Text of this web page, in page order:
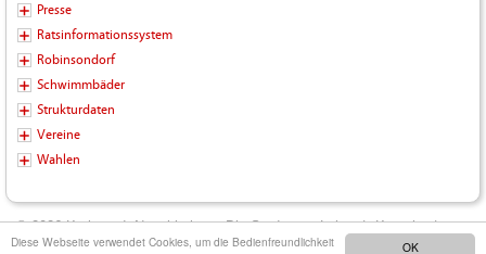
OK
Diese Webseite verwendet Cookies, um die Bedienfreundlichkeit
Presse
Ratsinformationssystem
Robinsondorf
Schwimmbäder
Strukturdaten
Vereine
Wahlen
© 2026 Kreisstadt Neunkirchen - Die Stadt zum Leben | Kontakt |